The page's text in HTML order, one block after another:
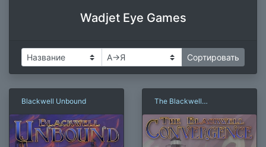
Wadjet Eye Games
Blackwell Unbound
The Blackwell